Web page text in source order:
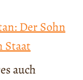
Der Sohn
Staat
auch